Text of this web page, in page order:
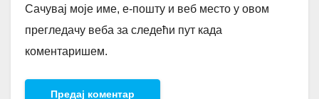
Сачувај моје име, е-пошту и веб место у овом
прегледачу веба за следећи пут када
коментаришем.